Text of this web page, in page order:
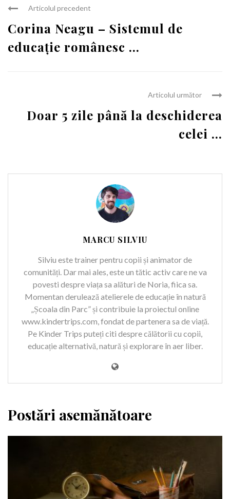
Articolul precedent
Corina Neagu – Sistemul de
educație românesc ...
Articolul următor
Doar 5 zile până la deschiderea
celei ...
MARCU SILVIU
Silviu este trainer pentru copii și animator de
comunități. Dar mai ales, este un tătic activ care ne va
povesti despre viața sa alături de Noria, fiica sa.
Momentan derulează atelierele de educație în natură
„Școala din Parc” și contribuie la proiectul online
www.kindertrips.com, fondat de partenera sa de viață.
Pe Kinder Trips puteți citi despre călătorii cu copii,
educație alternativă, natură și explorare în aer liber.
Postări asemănătoare